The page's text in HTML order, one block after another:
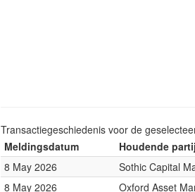
Transactiegeschiedenis voor de
Meldingsdatum
Houdende partij
8 May 2026
Sothic Capital
8 May 2026
Oxford Asset